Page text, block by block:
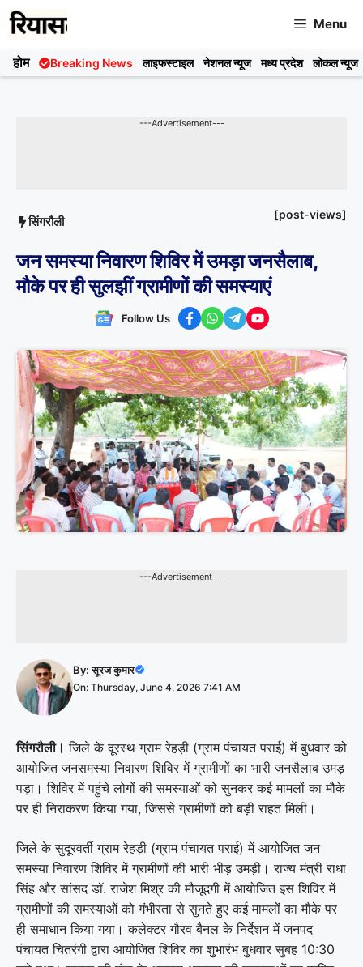
Skip
to
content
Menu
होम Breaking News लाइफस्टाइल नेशनल न्यूज मध्य प्रदेश लोकल न्यूज
---Advertisement---
सिंगरौली [post-views]
जन समस्या निवारण शिविर में उमड़ा जनसैलाब,
मौके पर ही सुलझीं ग्रामीणों की समस्याएं
Follow Us
---Advertisement---
By:सूरज कुमार
On: Thursday, June 4, 2026 7:41 AM
सिंगरौली। जिले के दूरस्थ ग्राम रेहड़ी (ग्राम पंचायत पराई) में बुधवार को
आयोजित जनसमस्या निवारण शिविर में ग्रामीणों का भारी जनसैलाब उमड़
पड़ा। शिविर में पहुंचे लोगों की समस्याओं को सुनकर कई मामलों का मौके
पर ही निराकरण किया गया, जिससे ग्रामीणों को बड़ी राहत मिली।
जिले के सुदूरवर्ती ग्राम रेहड़ी (ग्राम पंचायत पराई) में आयोजित जन
समस्या निवारण शिविर में ग्रामीणों की भारी भीड़ उमड़ी। राज्य मंत्री राधा
सिंह और सांसद डॉ. राजेश मिश्र की मौजूदगी में आयोजित इस शिविर में
ग्रामीणों की समस्याओं को गंभीरता से सुनते हुए कई मामलों का मौके पर
ही समाधान किया गया। कलेक्टर गौरव बैनल के निर्देशन में जनपद
पंचायत चितरंगी द्वारा आयोजित शिविर का शुभारंभ बुधवार सुबह 10:30